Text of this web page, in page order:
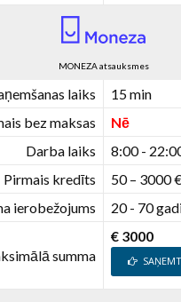
MONEZA atsauksmes
laiks
15 min
bez maksas
Nē
Darba laiks
8:00 -
Pirmais kredīts
50 – 3000
ierobežojums
20 - 70
summa
€ 3000